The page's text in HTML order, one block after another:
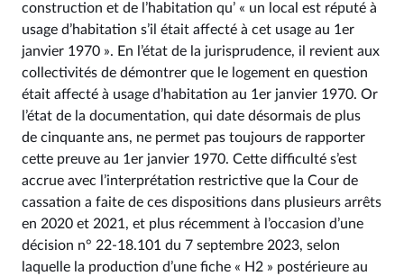
construction et de l’habitation qu’ « un local est réputé à
usage d’habitation s’il était affecté à cet usage au 1er
janvier 1970 ». En l’état de la jurisprudence, il revient aux
collectivités de démontrer que le logement en question
était affecté à usage d’habitation au 1er janvier 1970. Or
l’état de la documentation, qui date désormais de plus
de cinquante ans, ne permet pas toujours de rapporter
cette preuve au 1er janvier 1970. Cette difficulté s’est
accrue avec l’interprétation restrictive que la Cour de
cassation a faite de ces dispositions dans plusieurs arrêts
en 2020 et 2021, et plus récemment à l’occasion d’une
décision n° 22‑18.101 du 7 septembre 2023, selon
laquelle la production d’une fiche « H2 » postérieure au